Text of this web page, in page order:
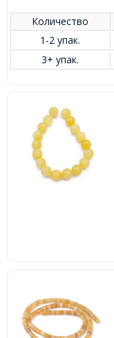
Количество
1-2 упак.
3+ упак.